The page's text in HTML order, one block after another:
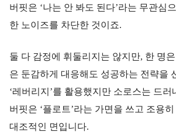
버핏은 ‘나는 안 봐도 된다’라는 무관심
한 노이즈를 차단한 것이죠.
둘 다 감정에 휘둘리지는 않지만, 한 명
은 둔감하게 대응해도 성공하는 전략을
‘레버리지’를 활용했지만 소로스는 드
버핏은 ‘플로트’라는 가면을 쓰고 조용
대조적인 면입니다.